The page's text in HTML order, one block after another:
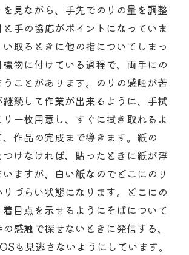
見ながら、手先でのりの量を調整
手の協応がポイントになっていま
取るときに他の指についてしまっ
物に付けている過程で、両手にの
うことがあります。のりの感触が苦
続して作業が出来るように、手拭
一枚用意し、すぐに拭き取れるよ
、作品の完成まで導きます。紙の
けなければ、貼ったときに紙が浮
ますが、白い紙なのでどこにのり
づらい状態になります。どこにの
着目点を示せるようにそばについて
感触で探せないときに発信する、
も見逃さないようにしています。